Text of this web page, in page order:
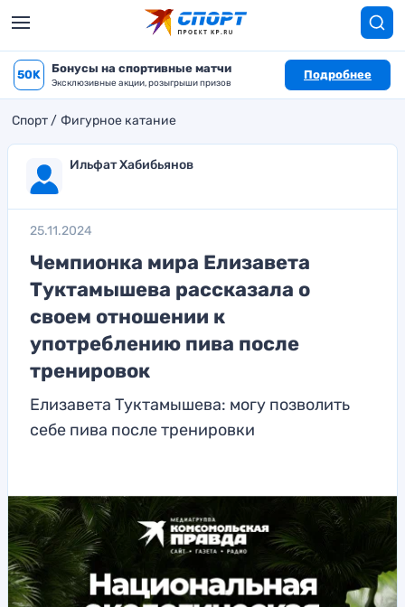
50K Бонусы на спортивные матчи
Эксклюзивные акции, розыгрыши призов
Подробнее
Спорт Фигурное катание
Ильфат Хабибьянов
25.11.2024
Чемпионка мира Елизавета
Туктамышева рассказала о
своем отношении к
употреблению пива после
тренировок
Елизавета Туктамышева: могу позволить
себе пива после тренировки